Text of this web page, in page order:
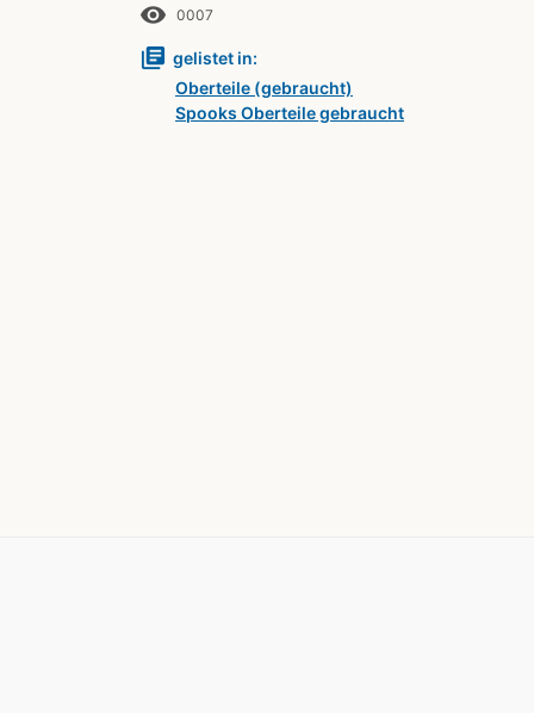
remove_red_eye 0007
library_books gelistet in:
Oberteile (gebraucht)
Spooks Oberteile gebraucht